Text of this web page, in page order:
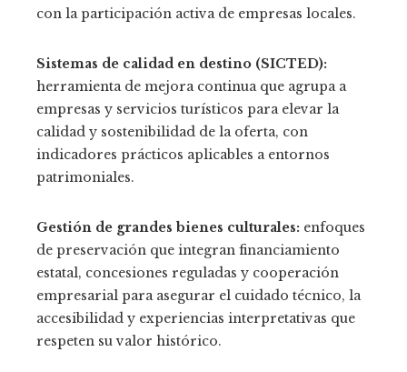
con la participación activa de empresas locales.
Sistemas de calidad en destino (SICTED):
herramienta de mejora continua que agrupa a
empresas y servicios turísticos para elevar la
calidad y sostenibilidad de la oferta, con
indicadores prácticos aplicables a entornos
patrimoniales.
Gestión de grandes bienes culturales: enfoques
de preservación que integran financiamiento
estatal, concesiones reguladas y cooperación
empresarial para asegurar el cuidado técnico, la
accesibilidad y experiencias interpretativas que
respeten su valor histórico.